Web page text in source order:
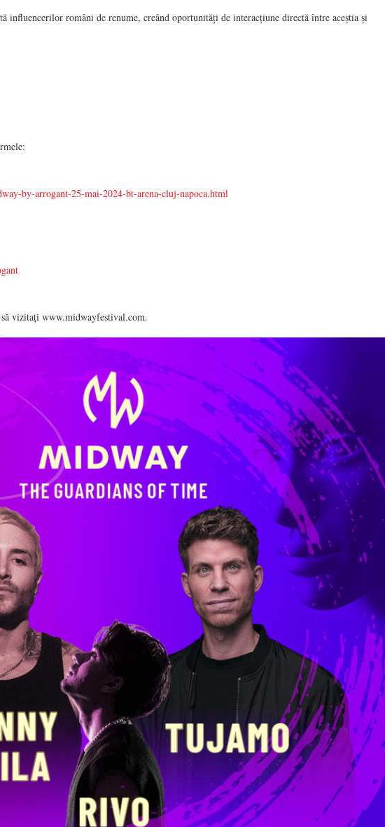
influencerilor români de renume, creând oportunități de interacțiune directă între aceștia și
by-arrogant-25-mai-2024-bt-arena-cluj-napoca.html
vizitați www.midwayfestival.com.